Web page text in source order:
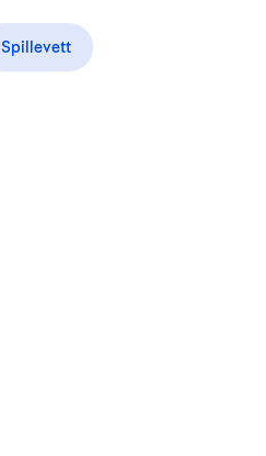
Spillevett